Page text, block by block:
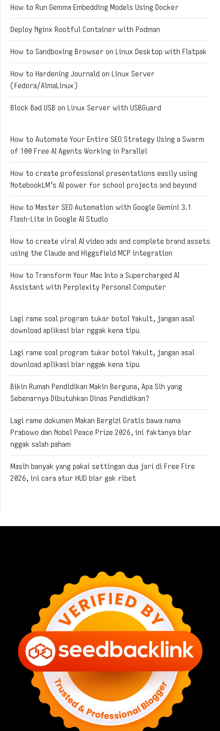
How to Run Gemma Embedding Models Using Docker
Deploy Nginx Rootful Container with Podman
How to Sandboxing Browser on Linux Desktop with Flatpak
How to Hardening Journald on Linux Server
(Fedora/AlmaLinux)
Block Bad USB on Linux Server with USBGuard
How to Automate Your Entire SEO Strategy Using a Swarm
of 100 Free AI Agents Working in Parallel
How to create professional presentations easily using
NotebookLM’s AI power for school projects and beyond
How to Master SEO Automation with Google Gemini 3.1
Flash-Lite in Google AI Studio
How to create viral AI video ads and complete brand assets
using the Claude and Higgsfield MCP integration
How to Transform Your Mac Into a Supercharged AI
Assistant with Perplexity Personal Computer
Lagi rame soal program tukar botol Yakult, jangan asal
download aplikasi biar nggak kena tipu
Lagi rame soal program tukar botol Yakult, jangan asal
download aplikasi biar nggak kena tipu
Bikin Rumah Pendidikan Makin Berguna, Apa Sih yang
Sebenarnya Dibutuhkan Dinas Pendidikan?
Lagi rame dokumen Makan Bergizi Gratis bawa nama
Prabowo dan Nobel Peace Prize 2026, ini faktanya biar
nggak salah paham
Masih banyak yang pakai settingan dua jari di Free Fire
2026, ini cara atur HUD biar gak ribet